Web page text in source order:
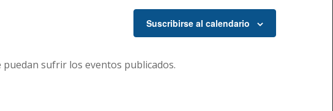
Suscribirse al calendario
puedan sufrir los eventos publicados.